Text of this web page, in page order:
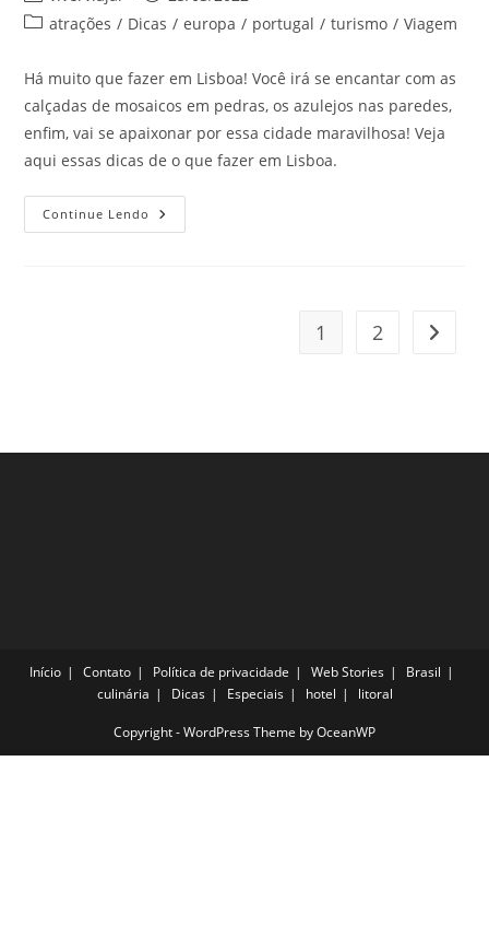
do
publicado:
Categoria
post:
atrações / Dicas / europa / portugal / turismo / Viagem
Há muito que fazer em Lisboa! Você irá se encantar com as
calçadas de mosaicos em pedras, os azulejos nas paredes,
enfim, vai se apaixonar por essa cidade maravilhosa! Veja
aqui essas dicas de o que fazer em Lisboa.
Continue Lendo O
Que
1 2 Ir para
Início Contato Política de privacidade Web Stories
Brasil
culinária
Dicas Especiais hotel litoral
Copyright - WordPress Theme by OceanWP